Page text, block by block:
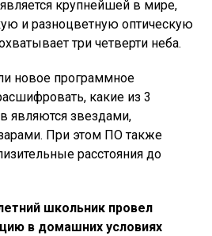
крупнейшей в мире,
и разноцветную оптическую
три четверти неба.
новое программное
какие из 3
являются звездами,
При этом ПО также
расстояния до
школьник провел
в домашних условиях